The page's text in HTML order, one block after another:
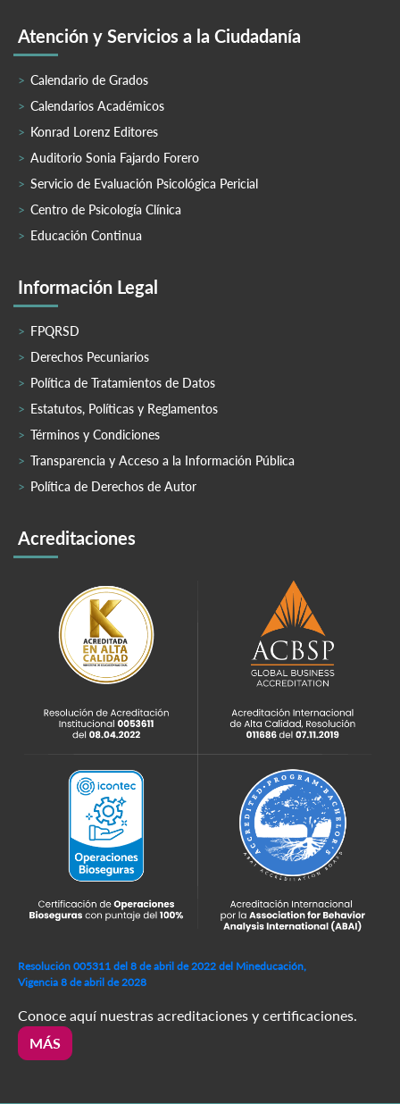
Atención y Servicios a la Ciudadanía
Calendario de Grados
Calendarios Académicos
Konrad Lorenz Editores
Auditorio Sonia Fajardo Forero
Servicio de Evaluación Psicológica Pericial
Centro de Psicología Clínica
Educación Continua
Información Legal
FPQRSD
Derechos Pecuniarios
Política de Tratamientos de Datos
Estatutos, Políticas y Reglamentos
Términos y Condiciones
Transparencia y Acceso a la Información Pública
Política de Derechos de Autor
Acreditaciones
Resolución 005311 del 8 de abril de 2022 del Mineducación,
Vigencia 8 de abril de 2028
Conoce aquí nuestras acreditaciones y certificaciones.
MÁS